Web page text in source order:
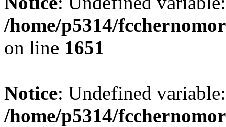
/home/p5314/
on line 1651
Notice: Undefined
/home/p5314/